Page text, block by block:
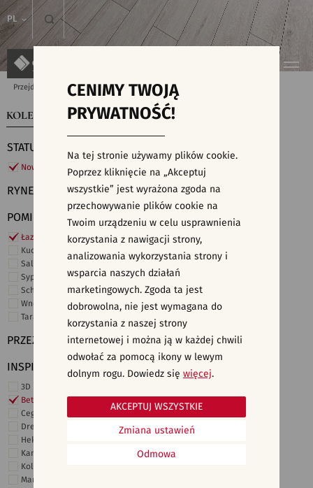
PL
Przejdź do strony głównej Kolekcje
KOLEKCJE WYSZUKIWARKA PŁYTEK
STATUS
Nowości
RYNEK
POMIESZCZENIE
Łazienka
Kuchnia
Salon i hol
Sypialnia
Schody
Wnętrza komercyjne
Taras i ogród
PRZEZNACZENIE
INSPIRACJE
3D i struktury
Beton
Cegiełki
Drewno
Heksagonalne
Kamień
Kolor
Marmur
CENIMY TWOJĄ
PRYWATNOŚĆ!
Na tej stronie używamy plików cookie.
Poprzez kliknięcie na „Akceptuj
wszystkie” jest wyrażona zgoda na
przechowywanie plików cookie na
Twoim urządzeniu w celu usprawnienia
korzystania z nawigacji strony,
analizowania wykorzystania strony i
wsparcia naszych działań
marketingowych. Zgoda ta jest
dobrowolna, nie jest wymagana do
korzystania z naszej strony
internetowej i można ją w każdej chwili
odwołać za pomocą ikony w lewym
dolnym rogu. Dowiedz się więcej.
Odmowa
Zmiana ustawień
AKCEPTUJ WSZYSTKIE